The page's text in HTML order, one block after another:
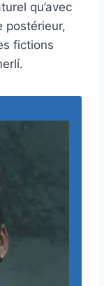
qu’avec
postérieur,
fictions